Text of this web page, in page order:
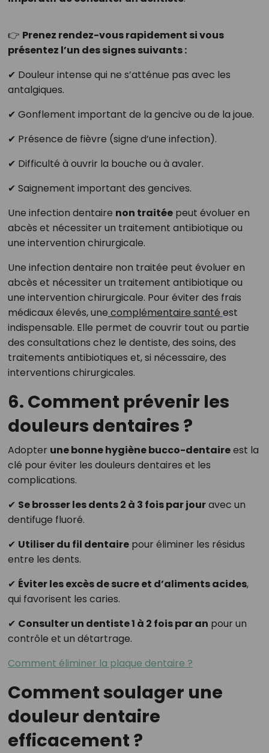
👉 Prenez rendez-vous rapidement si vous
présentez l’un des signes suivants :
✔ Douleur intense qui ne s’atténue pas avec les
antalgiques.
✔ Gonflement important de la gencive ou de la joue.
✔ Présence de fièvre (signe d’une infection).
✔ Difficulté à ouvrir la bouche ou à avaler.
✔ Saignement important des gencives.
Une infection dentaire non traitéepeut évoluer en
abcès et nécessiter un traitement antibiotique ou
une intervention chirurgicale.
Une infection dentaire non traitée peut évoluer en
abcès et nécessiter un traitement antibiotique ou
une intervention chirurgicale. Pour éviter des frais
médicaux élevés, une complémentaire santé est
indispensable. Elle permet de couvrir tout ou partie
des consultations chez le dentiste, des soins, des
traitements antibiotiques et, si nécessaire, des
interventions chirurgicales.
6. Comment prévenir les
douleurs dentaires ?
Adopter une bonne hygiène bucco-dentaireest la
clé pour éviter les douleurs dentaires et les
complications.
✔ Se brosser les dents 2 à 3 fois par jouravec un
dentifuge fluoré.
✔ Utiliser du fil dentairepour éliminer les résidus
entre les dents.
✔ Éviter les excès de sucre et d’aliments acides,
qui favorisent les caries.
✔ Consulter un dentiste 1 à 2 fois par an pour un
contrôle et un détartrage.
Comment éliminer la plaque dentaire ?
Comment soulager une
douleur dentaire
efficacement ?